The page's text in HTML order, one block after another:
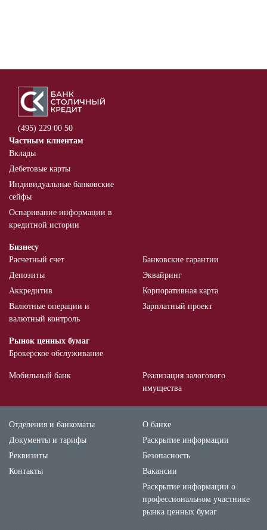
(495) 229 00 50
Частным клиентам
Вклады
Дебетовые карты
Индивидуальные банковские
сейфы
Оспаривание информации в
кредитной истории
Бизнесу
Расчетный счет
Депозиты
Аккредитив
Валютные операции и
валютный контроль
Банковские гарантии
Эквайринг
Корпоративная карта
Зарплатный проект
Рынок ценных бумаг
Брокерское обслуживание
Мобильный банк
Реализация залогового
имущества
Отделения и банкоматы
Документы и тарифы
Реквизиты
Контакты
О банке
Раскрытие информации
Безопасность
Вакансии
Раскрытие информации о
профессиональном участнике
рынка ценных бумаг